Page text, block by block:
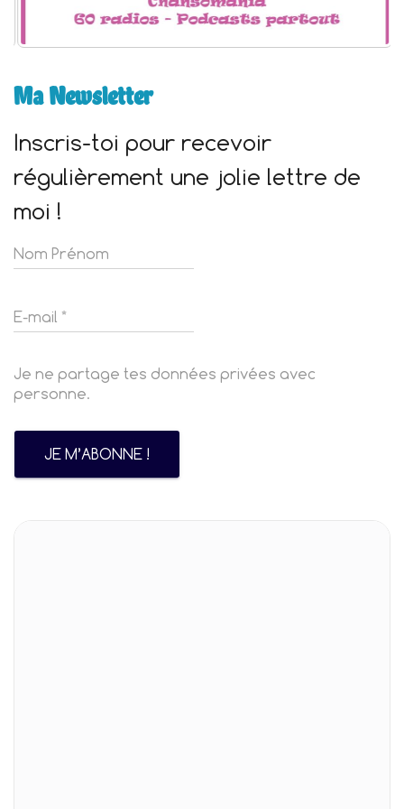
Ma Newsletter
Inscris-toi pour recevoir
régulièrement une jolie lettre de
moi !
Je ne partage tes données privées avec
personne.